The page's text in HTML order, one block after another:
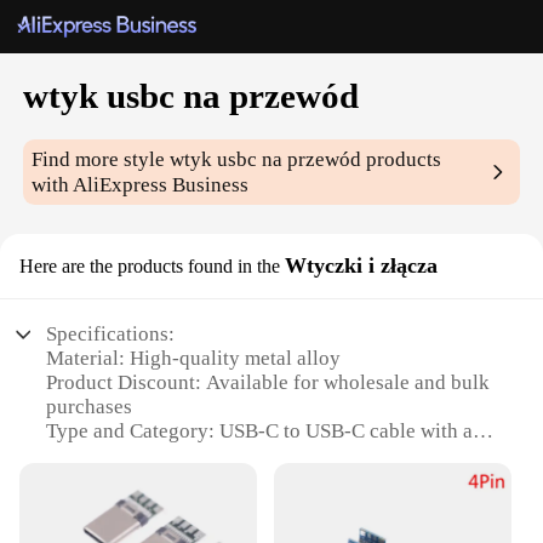
wtyk usbc na przewód
Find more stylewtyk usbc na przewód products
with AliExpress Business
Here are the products found in the Wtyczki i złącza
Specifications:
Material: High-quality metal alloy
Product Discount: Available for wholesale and bulk
purchases
Type and Category: USB-C to USB-C cable with a
braided nylon exterior
Usage and Purpose: Ideal for charging and data